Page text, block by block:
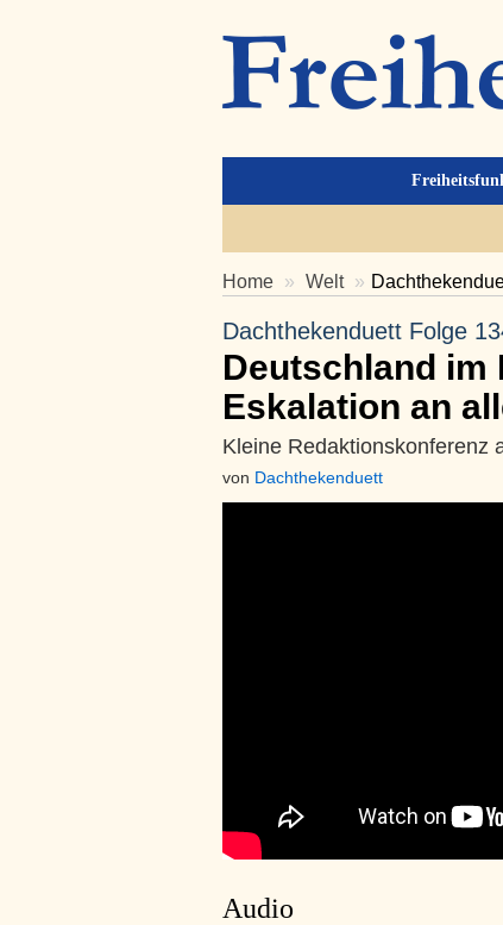
Home Welt
Dachthekenduett Folge
Deutschland im
Eskalation an
Kleine Redaktionskonferenz
von Dachthekenduett
Audio